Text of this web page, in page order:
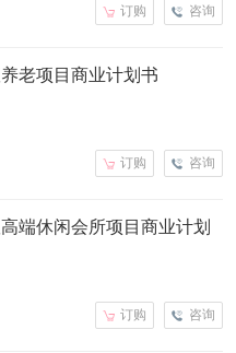
咨询
订购
养老项目商业计划书
咨询
订购
端休闲会所项目商业计划
咨询
订购